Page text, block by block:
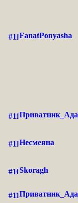
FanatPonyasha
Приватник_Ада_
Несмеяна
Skoragh
Приватник_Ада_